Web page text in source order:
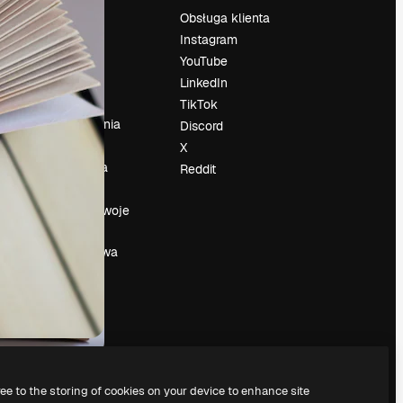
Cennik
O nas
Reviews
Kariera
Trendy
wyszukiwania
Wydarzenia
Sprzedaj swoje
treści
Sala prasowa
Szukasz
magnific.ai
Obsługa klienta
Instagram
YouTube
LinkedIn
TikTok
Discord
X
Reddit
to the storing of cookies on your device to enhance site